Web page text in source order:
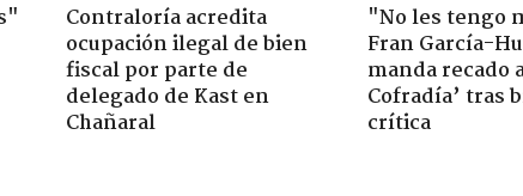
Contraloría acredita
ocupación ilegal de bien
fiscal por parte de
delegado de Kast en
Chañaral
"No les tengo
Fran García-
manda recado
Cofradía’ tras
crítica